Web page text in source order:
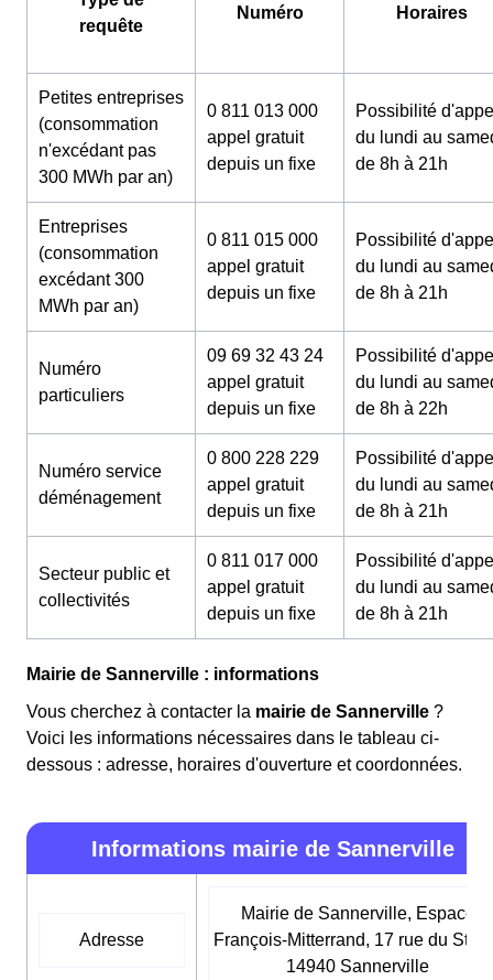
requête
Numéro Horaires
Petites entreprises
(consommation
n'excédant pas
300 MWh par an)
0 811 013 000
appel gratuit
depuis un fixe
Possibilité
du lundi au
de 8h à 21h
Entreprises
(consommation
excédant 300
MWh par an)
0 811 015 000
appel gratuit
depuis un fixe
Possibilité
du lundi au
de 8h à 21h
Numéro
particuliers
09 69 32 43 24
appel gratuit
depuis un fixe
Possibilité
du lundi au
de 8h à 22h
Numéro service
déménagement
0 800 228 229
appel gratuit
depuis un fixe
Possibilité
du lundi au
de 8h à 21h
Secteur public et
collectivités
0 811 017 000
appel gratuit
depuis un fixe
Possibilité
du lundi au
de 8h à 21h
Mairie de Sannerville : informations
Vous cherchez à contacter la mairie de Sannerville ?
Voici les informations nécessaires dans le tableau ci-
dessous : adresse, horaires d'ouverture et coordonnées.
Informations mairie de Sannerville
Adresse
Mairie de Sannerville, Espace
François-Mitterrand, 17 rue du
14940 Sannerville